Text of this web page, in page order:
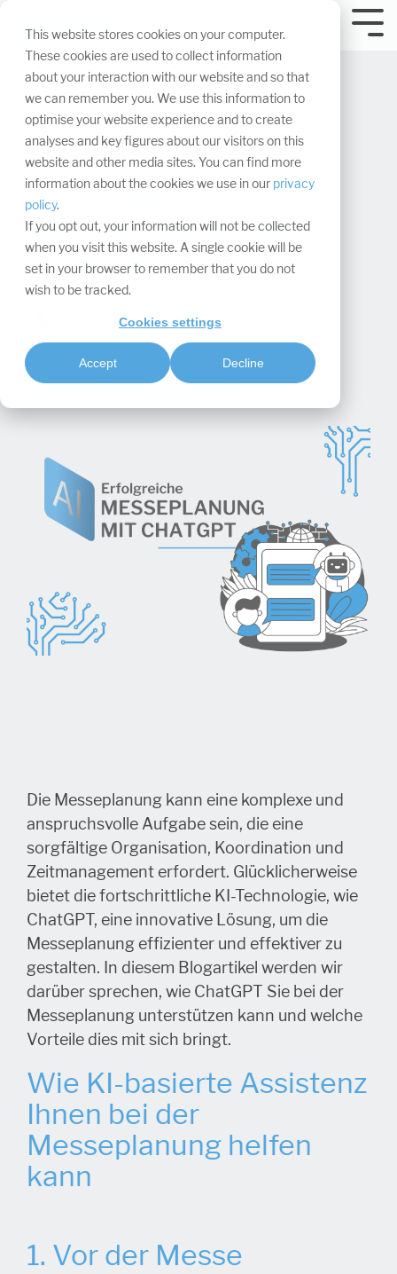
This website stores cookies on your computer.
These cookies are used to collect information
about your interaction with our website and so that
we can remember you. We use this information to
optimise your website experience and to create
analyses and key figures about our visitors on this
website and other media sites. You can find more
information about the cookies we use in our privacy
policy.
If you opt out, your information will not be collected
when you visit this website. A single cookie will be
set in your browser to remember that you do not
wish to be tracked.
Cookies settings
Accept Decline
überspringen.
Erfolgreiche
Messeplanung mit
ChatGPT
René Meures : Updated on Juli 16, 2025
Innovation & Technologie
Projektmanagement & Prozesse
Die Messeplanung kann eine komplexe und
anspruchsvolle Aufgabe sein, die eine
sorgfältige Organisation, Koordination und
Zeitmanagement erfordert. Glücklicherweise
bietet die fortschrittliche KI-Technologie, wie
ChatGPT, eine innovative Lösung, um die
Messeplanung effizienter und effektiver zu
gestalten. In diesem Blogartikel werden wir
darüber sprechen, wie ChatGPT Sie bei der
Messeplanung unterstützen kann und welche
Vorteile dies mit sich bringt.
Wie KI-basierte Assistenz
Ihnen bei der
Messeplanung helfen
kann
1. Vor der Messe